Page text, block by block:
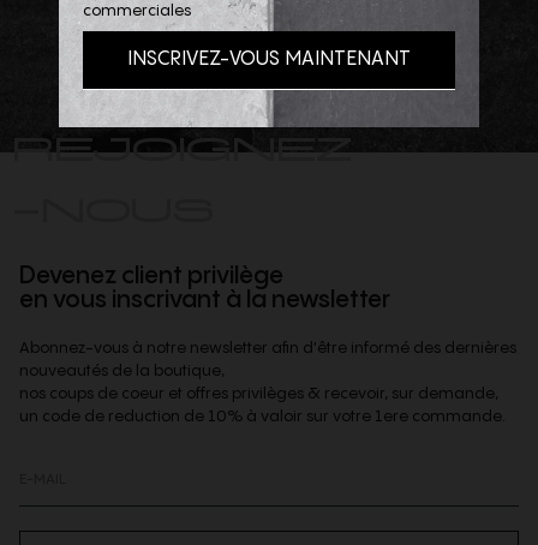
REJOIGNEZ
Devenez client privilège
en vous inscrivant à la newsletter
Abonnez-vous à notre newsletter afin d'être informé des dernières
nouveautés de la boutique,
nos coups de coeur et offres privilèges & recevoir, sur demande,
un code de reduction de 10% à valoir sur votre 1ere commande.
commerciales